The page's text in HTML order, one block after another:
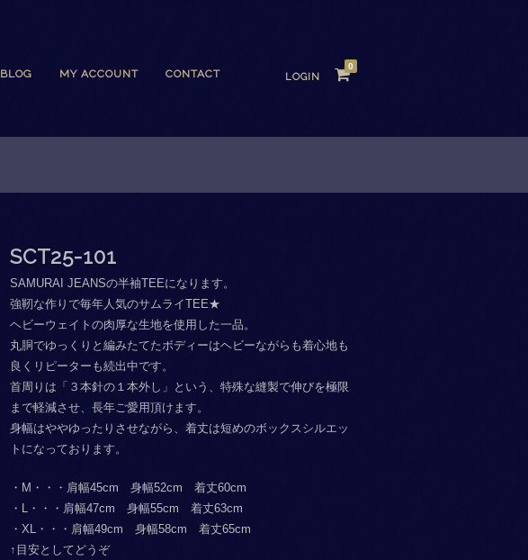
BLOG MY ACCOUNT CONTACT LOGIN
0
SCT25-101
SAMURAI JEANSの半袖TEEになります。
強靭な作りで毎年人気のサムライTEE★
ヘビーウェイトの肉厚な生地を使用した一品。
丸胴でゆっくりと編みたてたボディーはヘビーながらも着心地も
良くリピーターも続出中です。
首周りは「３本針の１本外し」という、特殊な縫製で伸びを極限
まで軽減させ、長年ご愛用頂けます。
身幅はややゆったりさせながら、着丈は短めのボックスシルエッ
トになっております。
・M・・・肩幅45cm 身幅52cm 着丈60cm
・L・・・肩幅47cm 身幅55cm 着丈63cm
・XL・・・肩幅49cm 身幅58cm 着丈65cm
↑目安としてどうぞ